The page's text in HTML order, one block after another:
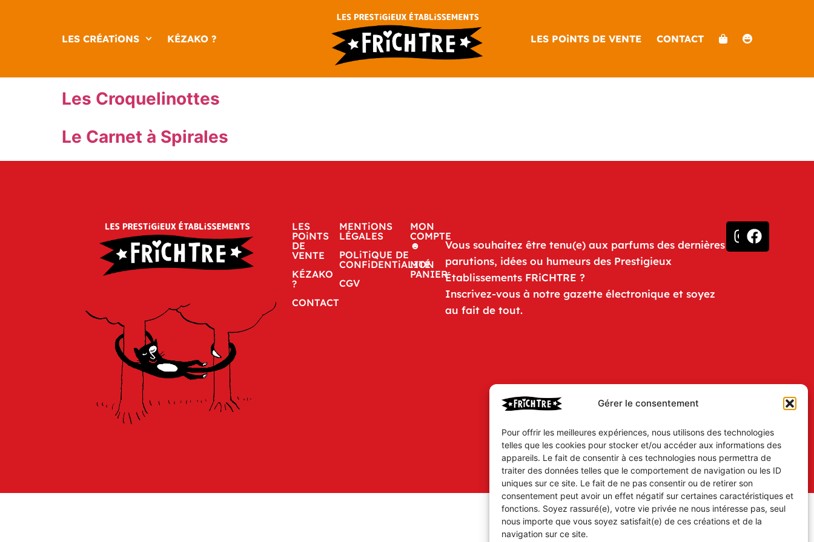
Gérer le consentement
Pour offrir les meilleures expériences, nous utilisons des technologies
telles que les cookies pour stocker et/ou accéder aux informations des
appareils. Le fait de consentir à ces technologies nous permettra de
traiter des données telles que le comportement de navigation ou les ID
uniques sur ce site. Le fait de ne pas consentir ou de retirer son
consentement peut avoir un effet négatif sur certaines caractéristiques et
fonctions. Soyez rassuré(e), votre vie privée ne nous intéresse pas, seul
nous importe que vous soyez satisfait(e) de ces créations et de la
navigation sur ce site.
LES CRÉATiONS KÉZAKO ? LES POiNTS DE VENTE CONTACT
Les Croquelinottes
Le Carnet à Spirales
LES
POiNTS
DE
VENTE
KÉZAKO
?
CONTACT
MENTiONS
LÉGALES
POLiTiQUE DE
CONFiDENTiALITÉ
CGV
MON
COMPTE
☻
MON
PANIER
Vous souhaitez être tenu(e) aux parfums des dernières
parutions, idées ou humeurs des Prestigieux
Établissements FRiCHTRE ?
Inscrivez-vous à notre gazette électronique et soyez
au fait de tout.